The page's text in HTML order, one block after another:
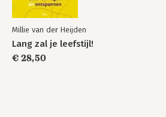
Lang zal je leefstijl!
Nawoord
Elke stap is er een
Dankwoord
Samen kom je verder
Millie van der Heijden
Lang zal je leefstijl!
€ 28,50